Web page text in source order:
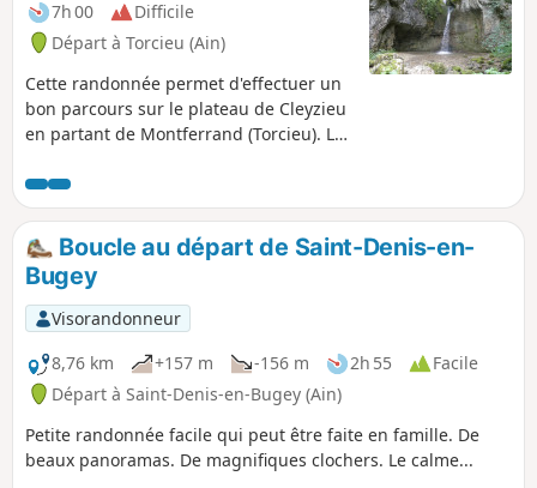
7h 00
Difficile
Départ à Torcieu (Ain)
Cette randonnée permet d'effectuer un
bon parcours sur le plateau de Cleyzieu
en partant de Montferrand (Torcieu). La
l'ascension vers les Grottes du Crochet
où il conviendra d'être prudent par
temps humide (bâtons recommandés).
Au vu de la longueur du parcours, la
randonnée a été classée au niveau
Difficile.
Boucle au départ de Saint-Denis-en-
Bugey
Visorandonneur
8,76 km
+157 m -156 m 2h 55
Facile
Départ à Saint-Denis-en-Bugey (Ain)
Petite randonnée facile qui peut être faite en famille. De
beaux panoramas. De magnifiques clochers. Le calme...